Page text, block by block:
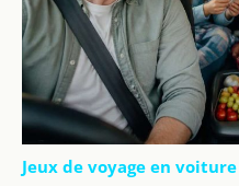
Jeux de voyage en